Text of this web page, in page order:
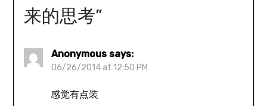
来的思考”
Anonymous says:
06/26/2014 at 12:50 PM
感觉有点装